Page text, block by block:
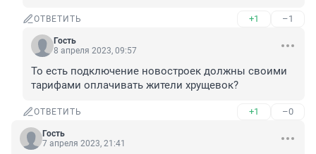
ОТВЕТИТЬ +1 –1
Гость
8 апреля 2023, 09:57
То есть подключение новостроек должны своими
тарифами оплачивать жители хрущевок?
ОТВЕТИТЬ +1 –0
Гость
7 апреля 2023, 21:41